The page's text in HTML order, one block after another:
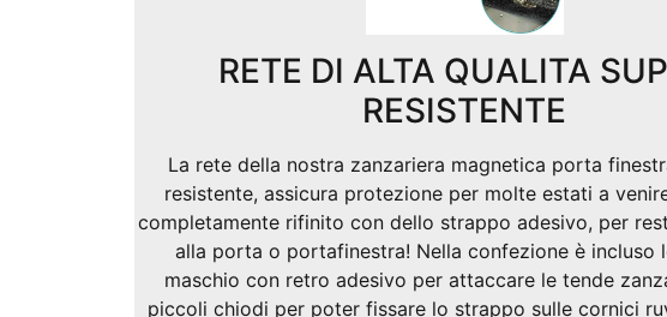
RETE DI ALTA QUALITA
RESISTENTE
La rete della nostra zanzariera magnetica porta
resistente, assicura protezione per molte estati a
completamente rifinito con dello strappo adesivo, per
alla porta o portafinestra! Nella confezione è incluso
maschio con retro adesivo per attaccare le tende
piccoli chiodi per poter fissare lo strappo sulle cornici